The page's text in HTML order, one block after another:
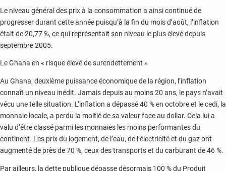
Le niveau général des prix à la consommation a ainsi continué de
progresser durant cette année puisqu’à la fin du mois d’août, l’inflation
était de 20,77 %, ce qui représentait son niveau le plus élevé depuis
septembre 2005.
Le Ghana en « risque élevé de surendettement »
Au Ghana, deuxième puissance économique de la région, l’inflation
connaît un niveau inédit. Jamais depuis au moins 20 ans, le pays n’avait
vécu une telle situation. L’inflation a dépassé 40 % en octobre et le cedi, la
monnaie locale, a perdu la moitié de sa valeur face au dollar. Cela lui a
valu d’être classé parmi les monnaies les moins performantes du
continent. Les prix du logement, de l’eau, de l’électricité et du gaz ont
augmenté de près de 70 %, ceux des transports et du carburant de 46 %.
Par ailleurs, la dette publique dépasse désormais 100 % du Produit